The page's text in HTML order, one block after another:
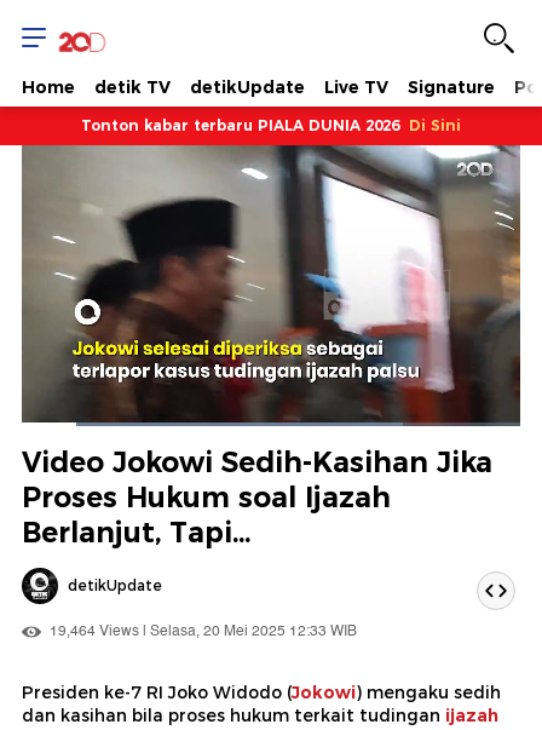
Home detik TV detikUpdate Live TV Signature
Tonton kabar terbaru PIALA DUNIA 2026 Di Sini
Berhenti
Hidup
ini
Dimuat:
Video Jokowi Sedih-Kasihan Jika
Proses Hukum soal Ijazah
Berlanjut, Tapi...
detikUpdate
19,464 Views | Selasa, 20 Mei 2025 12:33 WIB
Presiden ke-7 RI Joko Widodo (Jokowi) mengaku sedih
dan kasihan bila proses hukum terkait tudingan ijazah